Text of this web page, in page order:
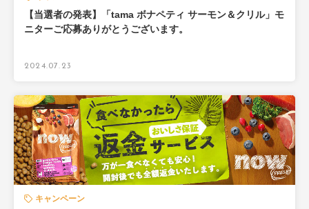
【当選者の発表】「tama ボナペティ サーモン＆クリル」モ
ニターご応募ありがとうございます。
2024.07.23
キャンペーン